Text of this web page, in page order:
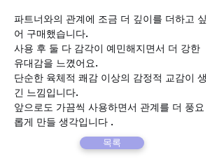
파트너와의 관계에 조금 더 깊이를 더하고 싶
어 구매했습니다.
사용 후 둘 다 감각이 예민해지면서 더 강한
유대감을 느꼈어요.
단순한 육체적 쾌감 이상의 감정적 교감이 생
긴 느낌입니다.
앞으로도 가끔씩 사용하면서 관계를 더 풍요
롭게 만들 생각입니다 .
목록